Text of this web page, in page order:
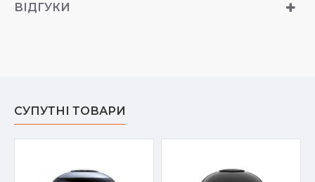
ВІДГУКИ
СУПУТНІ ТОВАРИ